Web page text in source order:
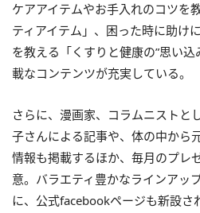
ケアアイテムやお手入れのコツを
ティアイテム」、困った時に助け
を教える「くすりと健康の”思い
載なコンテンツが充実している。
さらに、漫画家、コラムニストと
子さんによる記事や、体の中から
情報も掲載するほか、毎月のプレ
意。バラエティ豊かなラインアッ
に、公式facebookページも新設さ